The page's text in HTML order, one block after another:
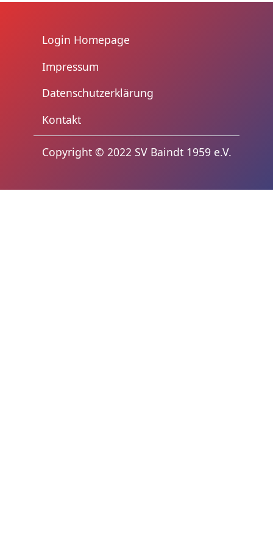
Login Homepage
Impressum
Datenschutzerklärung
Kontakt
Copyright © 2022 SV Baindt 1959 e.V.